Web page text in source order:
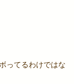
ってるわけではな